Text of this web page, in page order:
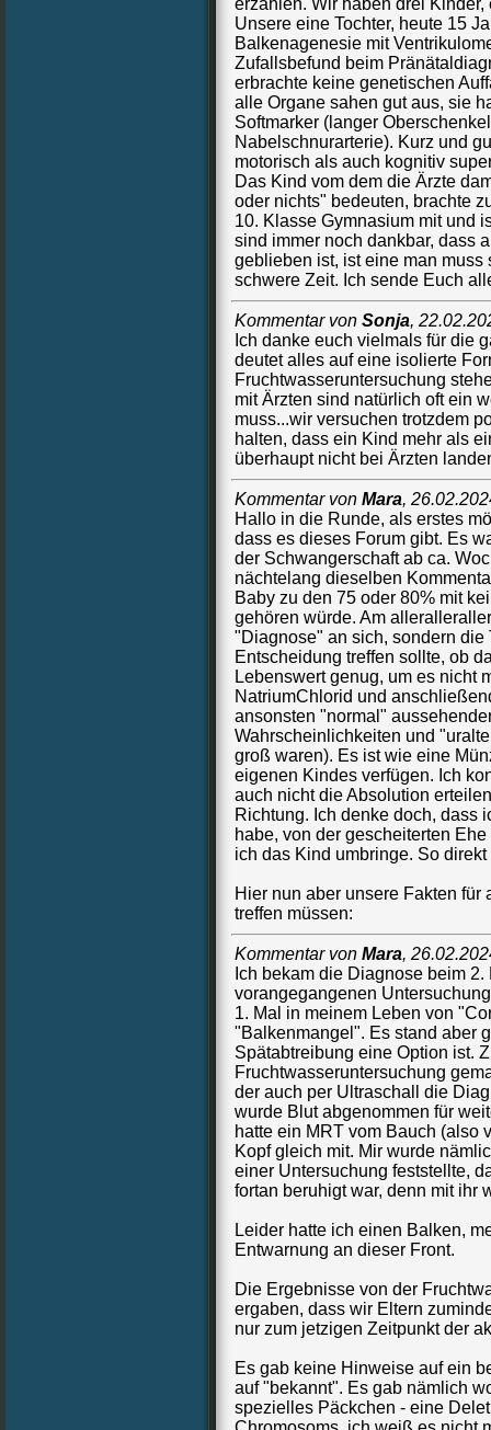
erzählen. Wir haben drei
Unsere eine Tochter, heute 15
Balkenagenesie mit
Zufallsbefund beim
erbrachte keine genetischen
alle Organe sahen gut aus, sie
Softmarker (langer
Nabelschnurarterie). Kurz und
motorisch als auch kognitiv
Das Kind vom dem die Ärzte
oder nichts" bedeuten, brachte
10. Klasse Gymnasium mit und
sind immer noch dankbar, dass
geblieben ist, ist eine man
schwere Zeit. Ich sende Euch
Kommentar von Sonja,
Ich danke euch vielmals für die
deutet alles auf eine isolierte
Fruchtwasseruntersuchung
mit Ärzten sind natürlich oft ein
muss...wir versuchen trotzdem
halten, dass ein Kind mehr als
überhaupt nicht bei Ärzten
Kommentar von Mara,
Hallo in die Runde, als erstes
dass es dieses Forum gibt. Es
der Schwangerschaft ab ca.
nächtelang dieselben
Baby zu den 75 oder 80% mit
gehören würde. Am
"Diagnose" an sich, sondern die
Entscheidung treffen sollte, ob
Lebenswert genug, um es nicht
NatriumChlorid und
ansonsten "normal"
Wahrscheinlichkeiten und
groß waren). Es ist wie eine
eigenen Kindes verfügen. Ich
auch nicht die Absolution
Richtung. Ich denke doch, dass
habe, von der gescheiterten
ich das Kind umbringe. So
Hier nun aber unsere Fakten
treffen müssen:
Kommentar von Mara,
Ich bekam die Diagnose beim
vorangegangenen
1. Mal in meinem Leben von
"Balkenmangel". Es stand aber
Spätabtreibung eine Option ist.
Fruchtwasseruntersuchung
der auch per Ultraschall die
wurde Blut abgenommen für
hatte ein MRT vom Bauch (also
Kopf gleich mit. Mir wurde
einer Untersuchung feststellte,
fortan beruhigt war, denn mit ihr
Leider hatte ich einen Balken,
Entwarnung an dieser Front.
Die Ergebnisse von der
ergaben, dass wir Eltern
nur zum jetzigen Zeitpunkt der
Es gab keine Hinweise auf ein
auf "bekannt". Es gab nämlich
spezielles Päckchen - eine